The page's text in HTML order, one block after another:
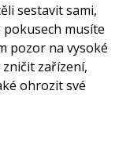
sestavit sami,
musíte
pozor na vysoké
zařízení,
ohrozit své